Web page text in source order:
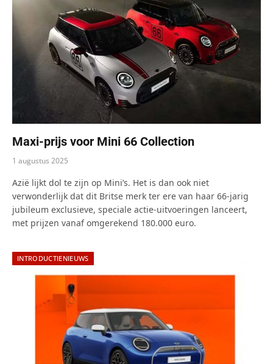
Maxi-prijs voor Mini 66 Collection
1 augustus 2025
Azië lijkt dol te zijn op Mini’s. Het is dan ook niet
verwonderlijk dat dit Britse merk ter ere van haar 66-jarig
jubileum exclusieve, speciale actie-uitvoeringen lanceert,
met prijzen vanaf omgerekend 180.000 euro.
INTRODUCTIENIEUWS